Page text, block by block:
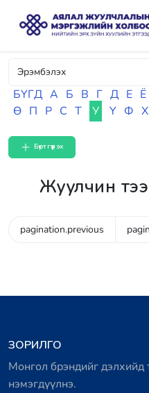
БҮГД А Б В Г Д Е Ё
Ө П Р С Т У Ү Ф Х
Бүртгүүлэх
Жуулчин
pagination.previous
ЗОРИЛГО
Монгол брэндийг дэлхийд
нэмэгдүүлнэ.